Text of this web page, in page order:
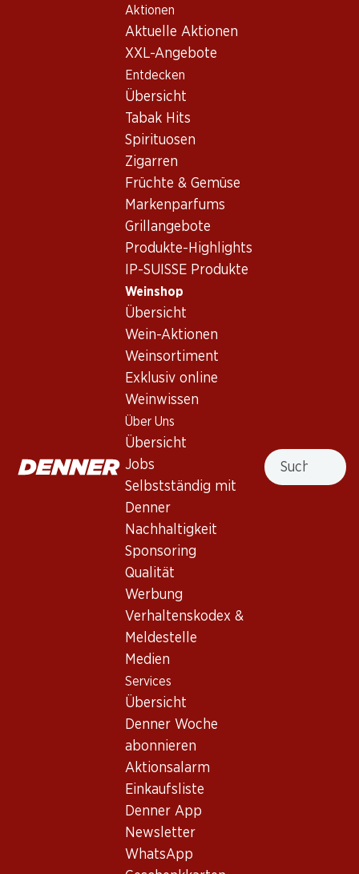
Aktionen
Aktuelle Aktionen
XXL-Angebote
Entdecken
Übersicht
Tabak Hits
Spirituosen
Zigarren
Früchte & Gemüse
Markenparfums
Grillangebote
Produkte-Highlights
IP-SUISSE Produkte
Weinshop
Übersicht
Wein-Aktionen
Weinsortiment
Exklusiv online
Weinwissen
Über Uns
Übersicht
Jobs
Selbstständig mit
Denner
Nachhaltigkeit
Sponsoring
Qualität
Werbung
Verhaltenskodex &
Meldestelle
Medien
Services
Übersicht
Denner Woche
abonnieren
Aktionsalarm
Einkaufsliste
Denner App
Newsletter
WhatsApp
Suche
Wein Sortiment
Barone Montalto Grillo
Marqués de Cáceres
Verdejo Rueda DO
Stone Barn White Zinfandel
2025
(133)
Veltliner vom Löss
(46)
Séduction Syrah/Cinsault